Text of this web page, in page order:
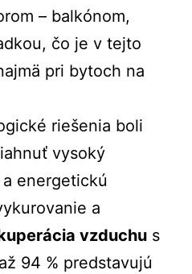
– balkónom,
čo je v tejto
pri bytoch na
riešenia boli
vysoký
energetickú
a
vzduchu s
94 % predstavujú